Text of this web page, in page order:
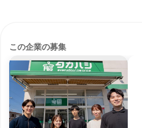
この企業の募集